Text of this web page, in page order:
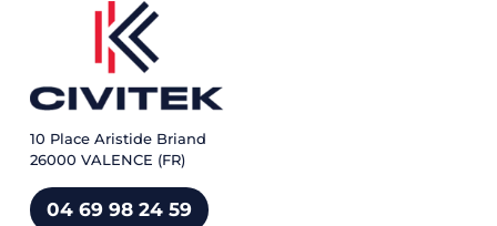
10 Place Aristide Briand
26000 VALENCE (FR)
04 69 98 24 59